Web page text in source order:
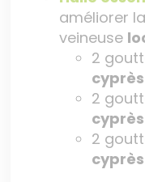
améliorer
veineuse
2
cyprès
2
cyprès
2
cyprès